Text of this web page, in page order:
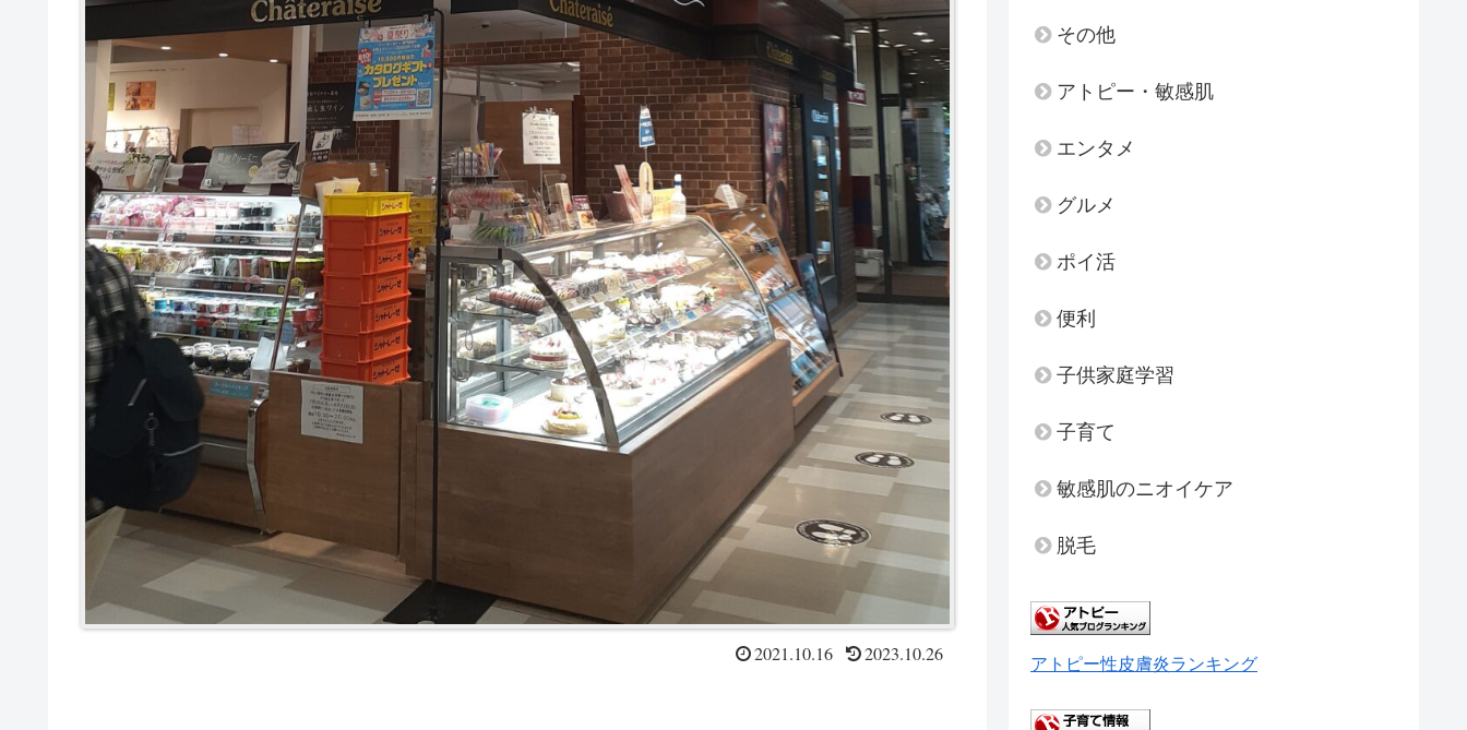
2021.10.16 2023.10.26
その他
アトピー・敏感肌
エンタメ
グルメ
ポイ活
便利
子供家庭学習
子育て
敏感肌のニオイケア
脱毛
アトピー性皮膚炎ランキング